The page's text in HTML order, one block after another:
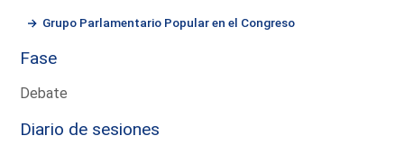
Grupo Parlamentario Popular en el Congreso
Fase
Debate
Diario de sesiones